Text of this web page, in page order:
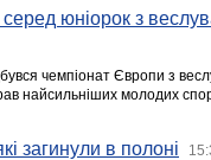
юніорок з
чемпіонат Європи з
найсильніших молодих
загинули в полоні